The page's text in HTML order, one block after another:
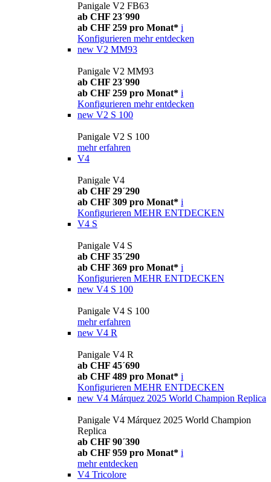
Panigale V2 FB63
ab CHF 23´990
ab CHF 259 pro Monat* i
Konfigurieren mehr entdecken
new V2 MM93
Panigale V2 MM93
ab CHF 23´990
ab CHF 259 pro Monat* i
Konfigurieren mehr entdecken
new V2 S 100
Panigale V2 S 100
mehr erfahren
V4
Panigale V4
ab CHF 29´290
ab CHF 309 pro Monat* i
Konfigurieren MEHR ENTDECKEN
V4 S
Panigale V4 S
ab CHF 35´290
ab CHF 369 pro Monat* i
Konfigurieren MEHR ENTDECKEN
new V4 S 100
Panigale V4 S 100
mehr erfahren
new V4 R
Panigale V4 R
ab CHF 45´690
ab CHF 489 pro Monat* i
Konfigurieren MEHR ENTDECKEN
new V4 Márquez 2025 World Champion Replica
Panigale V4 Márquez 2025 World Champion
Replica
ab CHF 90´390
ab CHF 959 pro Monat* i
mehr entdecken
V4 Tricolore